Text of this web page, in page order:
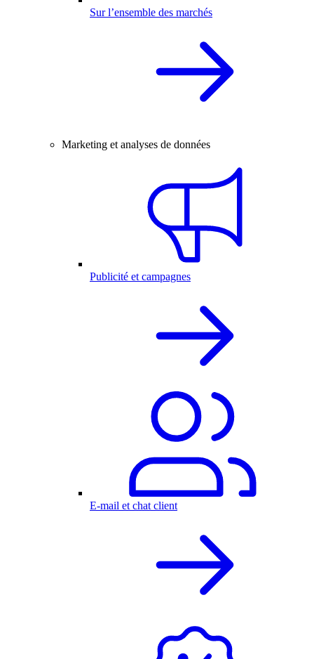
Sur l’ensemble des marchés
Marketing et analyses de données
Publicité et campagnes
E-mail et chat client